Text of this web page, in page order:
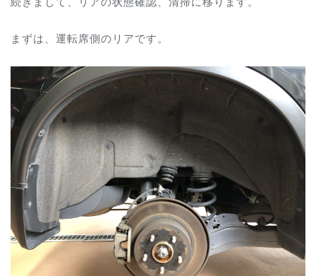
まずは、運転席側のリアです。